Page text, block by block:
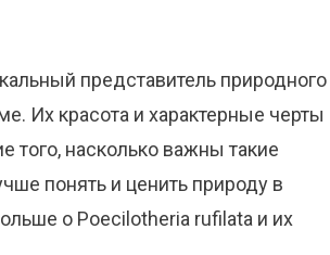
представитель природного
Их красота и характерные черты
того, насколько важны такие
понять и ценить природу в
о Poecilotheria rufilata и их